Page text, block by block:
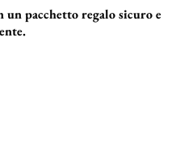
pacchetto regalo sicuro e